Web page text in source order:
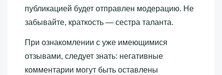
публикацией будет отправлен модерацию. Не
забывайте, краткость — сестра таланта.
При ознакомлении с уже имеющимися
отзывами, следует знать: негативные
комментарии могут быть оставлены